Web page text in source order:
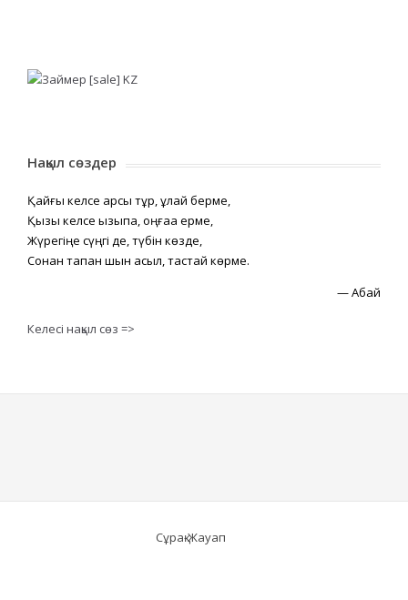
Нақыл сөздер
Қайғы келсе қарсы тұр, құлай берме,
Қызық келсе қызықпа, оңғаққа ерме,
Жүрегіңе сүңгі де, түбін көзде,
Сонан тапқан шын асыл, тастай көрме.
—Абай
Келесі нақыл сөз =>
Сұрақ-Жауап